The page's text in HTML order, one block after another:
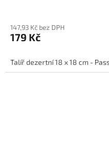
147,93 Kč bez DPH
179 Kč
Talíř dezertní 18 x 18 cm -